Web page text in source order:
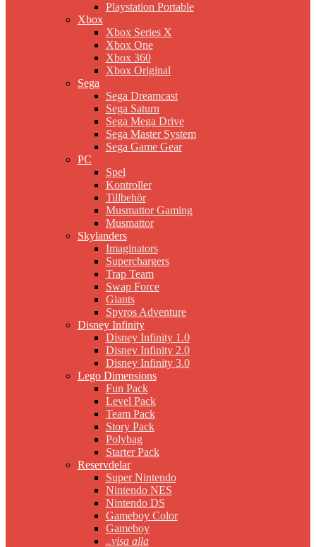
Playstation Portable
Xbox
Xbox Series X
Xbox One
Xbox 360
Xbox Original
Sega
Sega Dreamcast
Sega Saturn
Sega Mega Drive
Sega Master System
Sega Game Gear
PC
Spel
Kontroller
Tillbehör
Musmattor Gaming
Musmattor
Skylanders
Imaginators
Superchargers
Trap Team
Swap Force
Giants
Spyros Adventure
Disney Infinity
Disney Infinity 1.0
Disney Infinity 2.0
Disney Infinity 3.0
Lego Dimensions
Fun Pack
Level Pack
Team Pack
Story Pack
Polybag
Starter Pack
Reservdelar
Super Nintendo
Nintendo NES
Nintendo DS
Gameboy Color
Gameboy
..visa alla